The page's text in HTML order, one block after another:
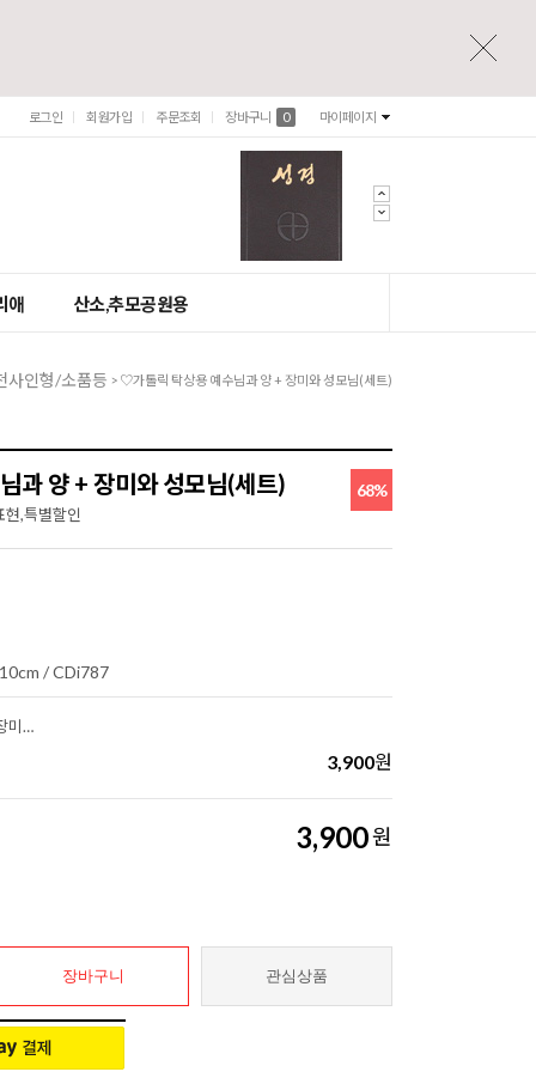
로그인 회원가입 주문조회 장바구니 0 마이페이지
애 산소,추모공원용
사인형/소품등 > ♡가톨릭 탁상용 예수님과 양 + 장미와 성모님(세트)
과 양 + 장미와 성모님(세트)
,특별할인
68%
/ CDi787
♡가톨릭 탁상용 예수님과 양 + 장미와 성모님(세트)
3,900원
3,900원
장바구니 관심상품